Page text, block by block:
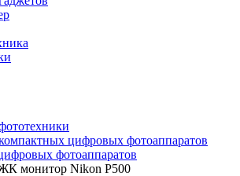
цифровых фотоаппаратов
фотоаппаратов
монитор Nikon P500